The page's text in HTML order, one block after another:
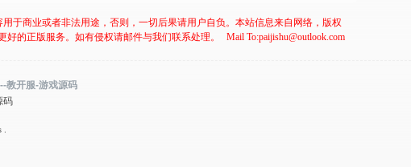
于商业或者非法用途，否则，一切后果请用户自负。本站信息来自网络，版权
的正版服务。如有侵权请邮件与我们联系处理。
Mail To:paijishu@outlook.com
教开服-游戏源码
码